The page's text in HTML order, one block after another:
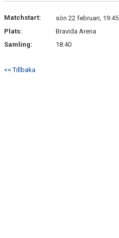
KONTAKT
Matchstart:
sön 22 februari, 19:45
Plats:
Bravida Arena
Samling:
18:40
<< Tillbaka